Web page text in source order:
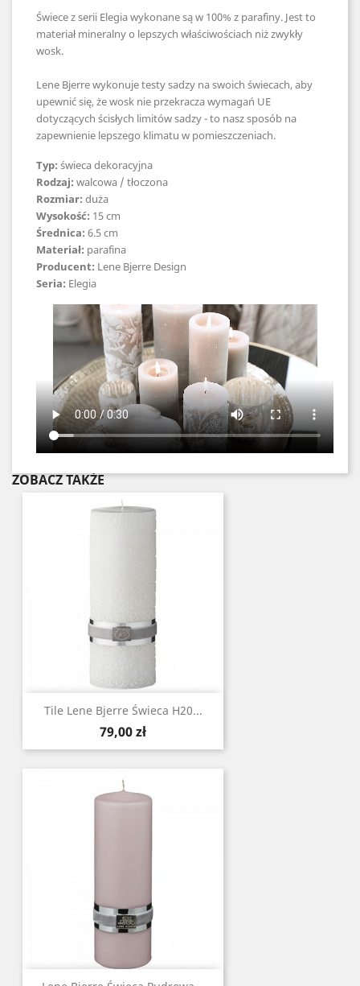
Świece z serii Elegia wykonane są w 100% z parafiny. Jest to
materiał mineralny o lepszych właściwościach niż zwykły
wosk.
Lene Bjerre wykonuje testy sadzy na swoich świecach, aby
upewnić się, że wosk nie przekracza wymagań UE
dotyczących ścisłych limitów sadzy - to nasz sposób na
zapewnienie lepszego klimatu w pomieszczeniach.
Typ: świeca dekoracyjna
Rodzaj: walcowa / tłoczona
Rozmiar: duża
Wysokość: 15 cm
Średnica: 6.5 cm
Materiał: parafina
Producent: Lene Bjerre Design
Seria: Elegia
ZOBACZ TAKŻE
Tile Lene Bjerre Świeca H20...
Cena
79,00 zł